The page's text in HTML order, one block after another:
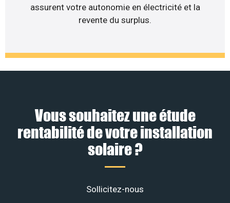
assurent votre autonomie en électricité et la
revente du surplus.
Vous souhaitez une étude
rentabilité de votre installation
solaire ?
Sollicitez-nous